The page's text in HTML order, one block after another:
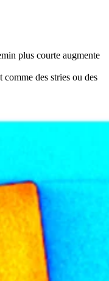
plus courte augmente
des stries ou des